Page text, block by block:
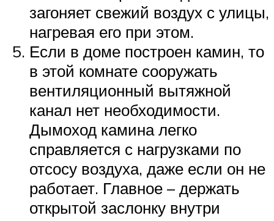
загоняет свежий воздух с улицы,
нагревая его при этом.
Если в доме построен камин, то
в этой комнате сооружать
вентиляционный вытяжной
канал нет необходимости.
Дымоход камина легко
справляется с нагрузками по
отсосу воздуха, даже если он не
работает. Главное – держать
открытой заслонку внутри